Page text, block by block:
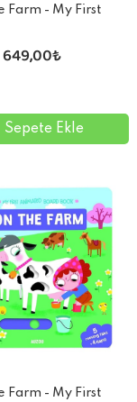
Farm - My First
649,00₺
Sepete Ekle
Farm - My First